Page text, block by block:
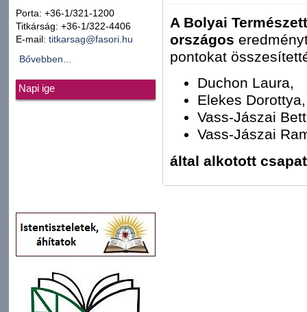
Porta: +36-1/321-1200
Titkárság: +36-1/322-4406
E-mail: titkarsag@fasori.hu
Bővebben...
Napi ige
A Bolyai
országos
pontokat
Duchon Laura,
Elekes Dorottya,
Vass-Jászai
Vass-Jászai
által alkotott